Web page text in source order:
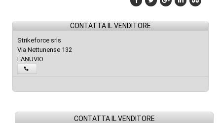
CONTATTA IL VENDITORE
Strikeforce srls
Via Nettunense 132
LANUVIO
CONTATTA IL VENDITORE